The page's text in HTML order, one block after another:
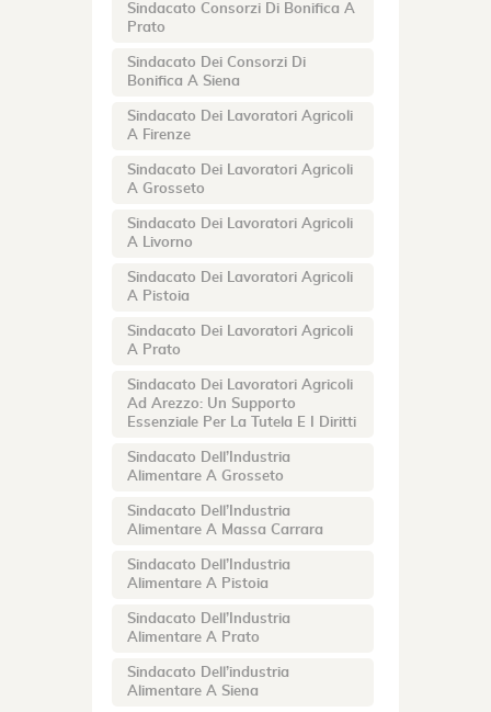
Sindacato Consorzi Di Bonifica A
Prato
Sindacato Dei Consorzi Di
Bonifica A Siena
Sindacato Dei Lavoratori Agricoli
A Firenze
Sindacato Dei Lavoratori Agricoli
A Grosseto
Sindacato Dei Lavoratori Agricoli
A Livorno
Sindacato Dei Lavoratori Agricoli
A Pistoia
Sindacato Dei Lavoratori Agricoli
A Prato
Sindacato Dei Lavoratori Agricoli
Ad Arezzo: Un Supporto
Essenziale Per La Tutela E I Diritti
Sindacato Dell’Industria
Alimentare A Grosseto
Sindacato Dell’Industria
Alimentare A Massa Carrara
Sindacato Dell’Industria
Alimentare A Pistoia
Sindacato Dell’Industria
Alimentare A Prato
Sindacato Dell’industria
Alimentare A Siena